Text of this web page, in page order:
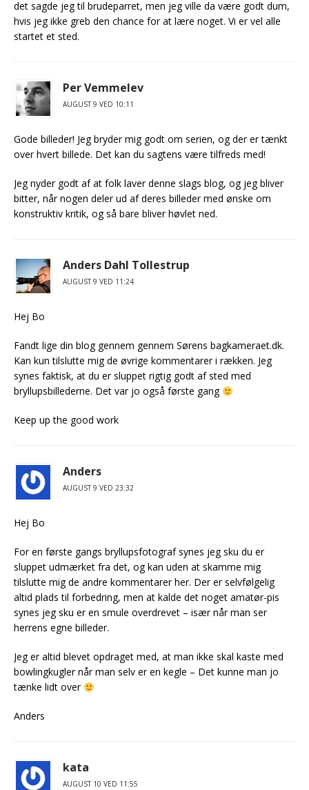
det sagde jeg til brudeparret, men jeg ville da være godt dum,
hvis jeg ikke greb den chance for at lære noget. Vi er vel alle
startet et sted.
Per Vemmelev
AUGUST 9 VED 10:11
Gode billeder! Jeg bryder mig godt om serien, og der er tænkt
over hvert billede. Det kan du sagtens være tilfreds med!
Jeg nyder godt af at folk laver denne slags blog, og jeg bliver
bitter, når nogen deler ud af deres billeder med ønske om
konstruktiv kritik, og så bare bliver høvlet ned.
Anders Dahl Tollestrup
AUGUST 9 VED 11:24
Hej Bo
Fandt lige din blog gennem gennem Sørens bagkameraet.dk.
Kan kun tilslutte mig de øvrige kommentarer i rækken. Jeg
synes faktisk, at du er sluppet rigtig godt af sted med
bryllupsbillederne. Det var jo også første gang
Keep up the good work
Anders
AUGUST 9 VED 23:32
Hej Bo
For en første gangs bryllupsfotograf synes jeg sku du er
sluppet udmærket fra det, og kan uden at skamme mig
tilslutte mig de andre kommentarer her. Der er selvfølgelig
altid plads til forbedring, men at kalde det noget amatør-pis
synes jeg sku er en smule overdrevet – især når man ser
herrens egne billeder.
Jeg er altid blevet opdraget med, at man ikke skal kaste med
bowlingkugler når man selv er en kegle – Det kunne man jo
tænke lidt over
Anders
kata
AUGUST 10 VED 11:55